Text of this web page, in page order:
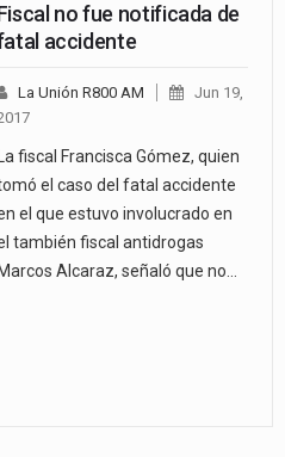
no fue notificada de
accidente
La Unión R800 AM
Jun 19,
La fiscal Francisca Gómez, quien
el caso del fatal accidente
el que estuvo involucrado en
también fiscal antidrogas
Marcos Alcaraz, señaló que no…